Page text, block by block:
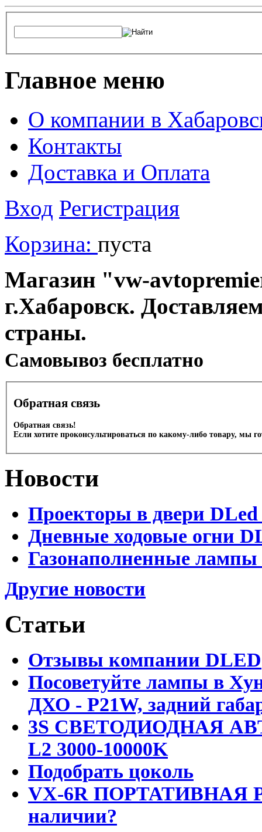
Главное меню
О компании в
Контакты
Доставка и Оплата
Вход Регистрация
Корзина: пуста
Магазин "vw-
г.Хабаровск.
страны.
Cамовывоз бесплатно
Обратная связь
Обратная связь!
Если хотите проконсультироваться по какому-либо товару, мы
Новости
Проекторы в двери DLed
Дневные ходовые огни
Газонаполненные
Другие новости
Статьи
Отзывы компании DLED
Посоветуйте лампы в
ДХО - P21W, задний
3S СВЕТОДИОДНАЯ
L2 3000-10000K
Подобрать цоколь
VX-6R ПОРТАТИВНАЯ
наличии?